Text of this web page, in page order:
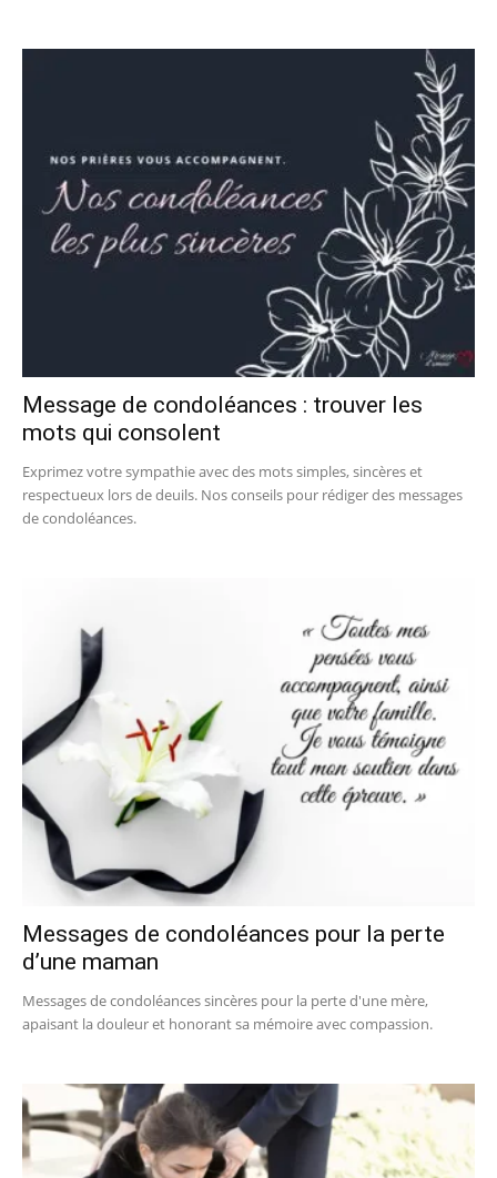
Message de condoléances : trouver les
mots qui consolent
Exprimez votre sympathie avec des mots simples, sincères et
respectueux lors de deuils. Nos conseils pour rédiger des messages
de condoléances.
Messages de condoléances pour la perte
d’une maman
Messages de condoléances sincères pour la perte d'une mère,
apaisant la douleur et honorant sa mémoire avec compassion.